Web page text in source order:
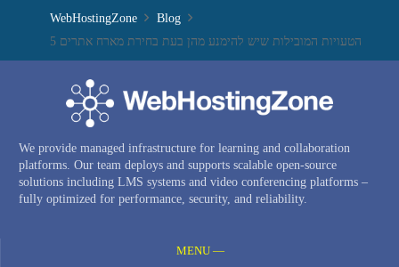
WebHostingZone
Blog
5 הטעויות המובילות שיש להימנע מהן בעת בחירת מארח אתרים
We provide managed infrastructure for learning and collaboration
platforms. Our team deploys and supports scalable open-source
solutions including LMS systems and video conferencing platforms –
fully optimized for performance, security, and reliability.
MENU —